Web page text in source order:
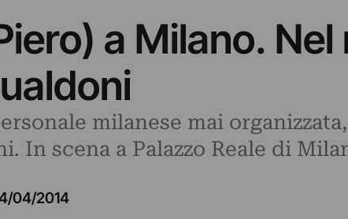
a Milano.
milanese mai
In scena a Palazzo Reale di
04/2014